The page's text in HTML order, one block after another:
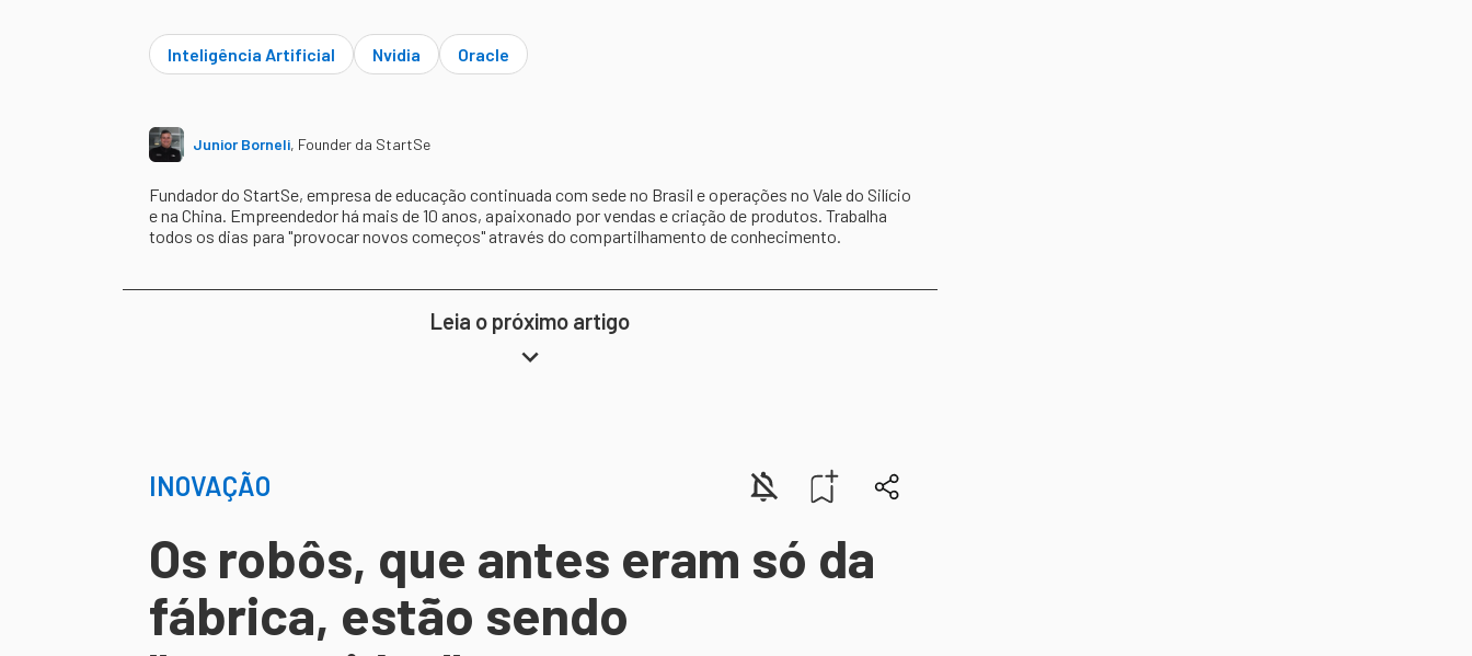
Inteligência Artificial Nvidia Oracle
Junior Borneli, Founder da StartSe
Fundador do StartSe, empresa de educação continuada com sede no Brasil e operações no Vale do Silício
e na China. Empreendedor há mais de 10 anos, apaixonado por vendas e criação de produtos. Trabalha
todos os dias para "provocar novos começos" através do compartilhamento de conhecimento.
Leia o próximo artigo
INOVAÇÃO
Os robôs, que antes eram só da
fábrica, estão sendo